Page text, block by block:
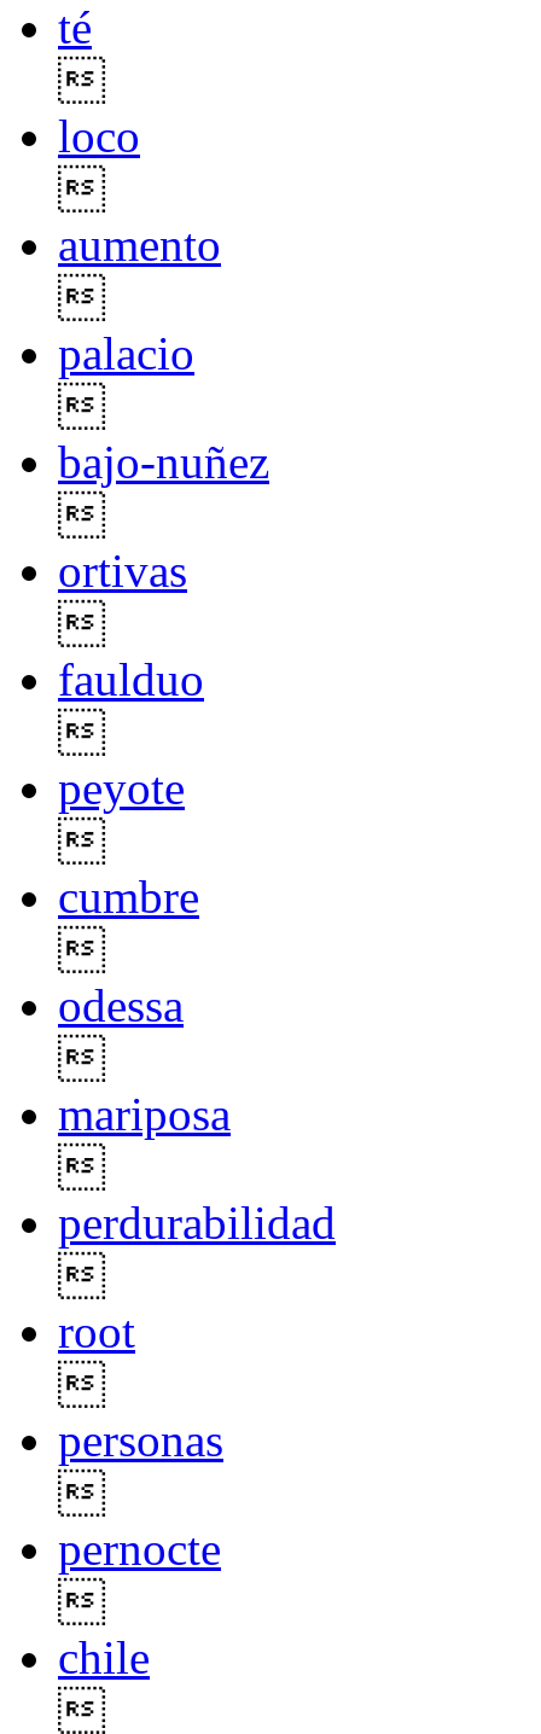
té
loco
aumento
palacio
bajo-nuñez
ortivas
faulduo
peyote
cumbre
odessa
mariposa
perdurabilidad
root
personas
pernocte
chile